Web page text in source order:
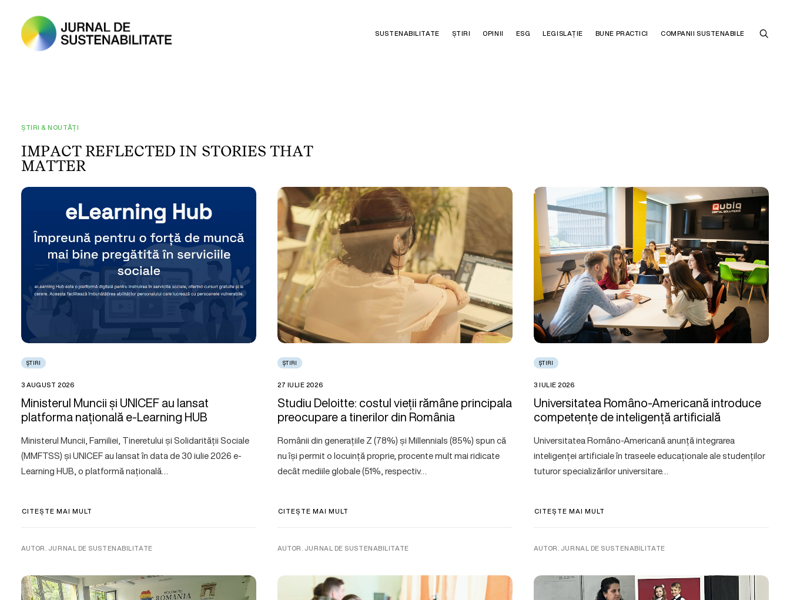
SUSTENABILITATE ȘTIRI OPINII ESG LEGISLAȚIE BUNE PRACTICI COMPANII SUSTENABILE
ȘTIRI & NOUTĂȚI
IMPACT REFLECTED IN STORIES THAT
MATTER
ȘTIRI
3 AUGUST 2026
Ministerul Muncii și UNICEF au lansat
platforma națională e-Learning HUB
Ministerul Muncii, Familiei, Tineretului și Solidarității Sociale
(MMFTSS) și UNICEF au lansat în data de 30 iulie 2026 e-
Learning HUB, o platformă națională…
CITEȘTE MAI MULT
AUTOR. JURNAL DE SUSTENABILITATE
ȘTIRI
27 IULIE 2026
Studiu Deloitte: costul vieții rămâne principala
preocupare a tinerilor din România
Românii din generațiile Z (78%) și Millennials (85%) spun că
nu își permit o locuință proprie, procente mult mai ridicate
decât mediile globale (51%, respectiv…
CITEȘTE MAI MULT
AUTOR. JURNAL DE SUSTENABILITATE
ȘTIRI
3 IULIE 2026
Universitatea Româno-Americană introduce
competențe de inteligență artificială
Universitatea Româno-Americană anunță integrarea
inteligenței artificiale în traseele educaționale ale studenților
tuturor specializărilor universitare…
CITEȘTE MAI MULT
AUTOR. JURNAL DE SUSTENABILITATE